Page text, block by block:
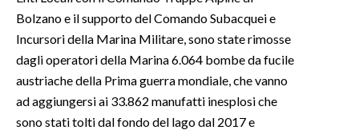
SARDI NEL MONDO
NOTIZIE
EVENTI
#CARAUNIONE
Bolzano e il supporto del Comando Subacquei e
Incursori della Marina Militare, sono state rimosse
dagli operatori della Marina 6.064 bombe da fucile
austriache della Prima guerra mondiale, che vanno
ad aggiungersi ai 33.862 manufatti inesplosi che
sono stati tolti dal fondo del lago dal 2017 e